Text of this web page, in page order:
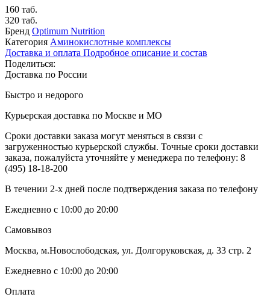
160 таб.
320 таб.
Бренд Optimum Nutrition
Категория Аминокислотные комплексы
Доставка и оплата Подробное описание и состав
Поделиться:
Доставка по России
Быстро и недорого
Курьерская доставка по Москве и МО
Сроки доставки заказа могут меняться в связи с
загруженностью курьерской службы. Точные сроки доставки
заказа, пожалуйста уточняйте у менеджера по телефону: 8
(495) 18-18-200
В течении 2-х дней после подтверждения заказа по телефону
Ежедневно с 10:00 до 20:00
Самовывоз
Москва, м.Новослободская, ул. Долгоруковская, д. 33 стр. 2
Ежедневно с 10:00 до 20:00
Оплата